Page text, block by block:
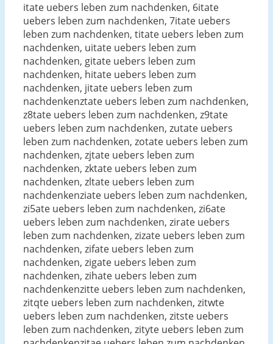
itate uebers leben zum nachdenken, 6itate
uebers leben zum nachdenken, 7itate uebers
leben zum nachdenken, titate uebers leben zum
nachdenken, uitate uebers leben zum
nachdenken, gitate uebers leben zum
nachdenken, hitate uebers leben zum
nachdenken, jitate uebers leben zum
nachdenkenztate uebers leben zum nachdenken,
z8tate uebers leben zum nachdenken, z9tate
uebers leben zum nachdenken, zutate uebers
leben zum nachdenken, zotate uebers leben zum
nachdenken, zjtate uebers leben zum
nachdenken, zktate uebers leben zum
nachdenken, zltate uebers leben zum
nachdenkenziate uebers leben zum nachdenken,
zi5ate uebers leben zum nachdenken, zi6ate
uebers leben zum nachdenken, zirate uebers
leben zum nachdenken, zizate uebers leben zum
nachdenken, zifate uebers leben zum
nachdenken, zigate uebers leben zum
nachdenken, zihate uebers leben zum
nachdenkenzitte uebers leben zum nachdenken,
zitqte uebers leben zum nachdenken, zitwte
uebers leben zum nachdenken, zitste uebers
leben zum nachdenken, zityte uebers leben zum